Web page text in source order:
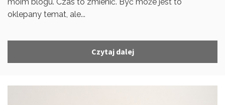
oklepany temat, ale...
Czytaj dalej